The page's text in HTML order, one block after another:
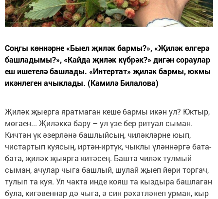
Соңгы көннәрне «Быел җиләк бармы?», «Җиләк өлгерә
башладымы?», «Кайда җиләк күбрәк?» дигән сораулар
еш ишетелә башлады. «Интертат» җиләк бармы, юкмы
икәнлеген ачыклады. (Камилә Билалова)
Җиләк җыерга яратмаган кеше бармы икән ул? Юктыр,
мөгаен... Җиләккә бару – ул үзе бер ритуал сыман.
Кичтән үк әзерләнә башлыйсың, чиләкләрне юып,
чистартып куясың, иртән-иртүк, чыклы үләннәргә бата-
бата, җиләк җыярга китәсең. Башта чиләк тулмый
сыман, ачулар чыга башлый, шулай җыеп йөри торгач,
тулып та куя. Ул чакта инде кояш та кыздыра башлаган
була, кигәвеннәр дә чыга, ә син рәхәтләнеп урман, кыр